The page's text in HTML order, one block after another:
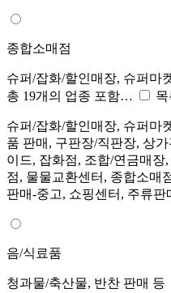
종합소매점
슈퍼/잡화/할인매장, 슈퍼마
총 19개의 업종 포함…
목
슈퍼/잡화/할인매장, 슈퍼마
품 판매, 구판장/직판장, 상
이드, 잡화점, 조합/연금매
점, 물물교환센터, 종합소매
판매-중고, 쇼핑센터, 주류판
음/식료품
청과물/축산물, 반찬 판매 등